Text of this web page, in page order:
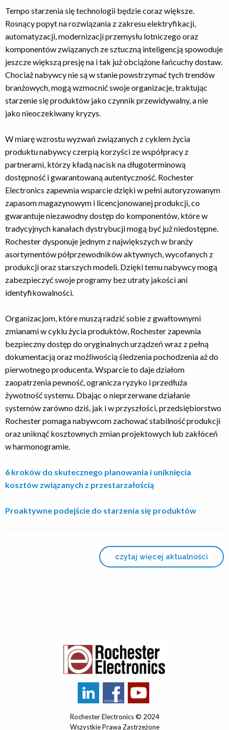
Tempo starzenia się technologii będzie coraz większe.
Rosnący popyt na rozwiązania z zakresu elektryfikacji,
automatyzacji, modernizacji przemysłu lotniczego oraz
komponentów związanych ze sztuczną inteligencją spowoduje
jeszcze większą presję na i tak już obciążone łańcuchy dostaw.
Chociaż nabywcy nie są w stanie powstrzymać tych trendów
branżowych, mogą wzmocnić swoje organizacje, traktując
starzenie się produktów jako czynnik przewidywalny, a nie
jako nieoczekiwany kryzys.
W miarę wzrostu wyzwań związanych z cyklem życia
produktu nabywcy czerpią korzyści ze współpracy z
partnerami, którzy kładą nacisk na długoterminową
dostępność i gwarantowaną autentyczność. Rochester
Electronics zapewnia wsparcie dzięki w pełni autoryzowanym
zapasom magazynowym i licencjonowanej produkcji, co
gwarantuje niezawodny dostęp do komponentów, które w
tradycyjnych kanałach dystrybucji mogą być już niedostępne.
Rochester dysponuje jednym z największych w branży
asortymentów półprzewodników aktywnych, wycofanych z
produkcji oraz starszych modeli. Dzięki temu nabywcy mogą
zabezpieczyć swoje programy bez utraty jakości ani
identyfikowalności.
Organizacjom, które muszą radzić sobie z gwałtownymi
zmianami w cyklu życia produktów, Rochester zapewnia
bezpieczny dostęp do oryginalnych urządzeń wraz z pełną
dokumentacją oraz możliwością śledzenia pochodzenia aż do
pierwotnego producenta. Wsparcie to daje działom
zaopatrzenia pewność, ogranicza ryzyko i przedłuża
żywotność systemu. Dbając o nieprzerwane działanie
systemów zarówno dziś, jak i w przyszłości, przedsiębiorstwo
Rochester pomaga nabywcom zachować stabilność produkcji
oraz uniknąć kosztownych zmian projektowych lub zakłóceń
w harmonogramie.
6 kroków do skutecznego planowania i uniknięcia
kosztów związanych z przestarzałością
Proaktywne podejście do starzenia się produktów
czytaj więcej aktualności
Rochester Electronics © 2024
Wszystkie Prawa Zastrzeżone